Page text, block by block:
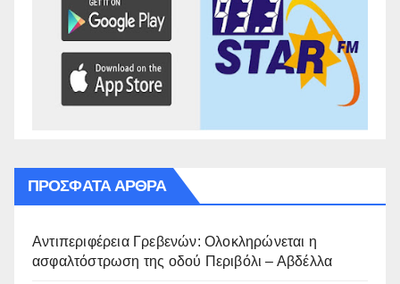
ΠΡΌΣΦΑΤΑ ΆΡΘΡΑ
Αντιπεριφέρεια Γρεβενών: Ολοκληρώνεται η
ασφαλτόστρωση της οδού Περιβόλι – Αβδέλλα